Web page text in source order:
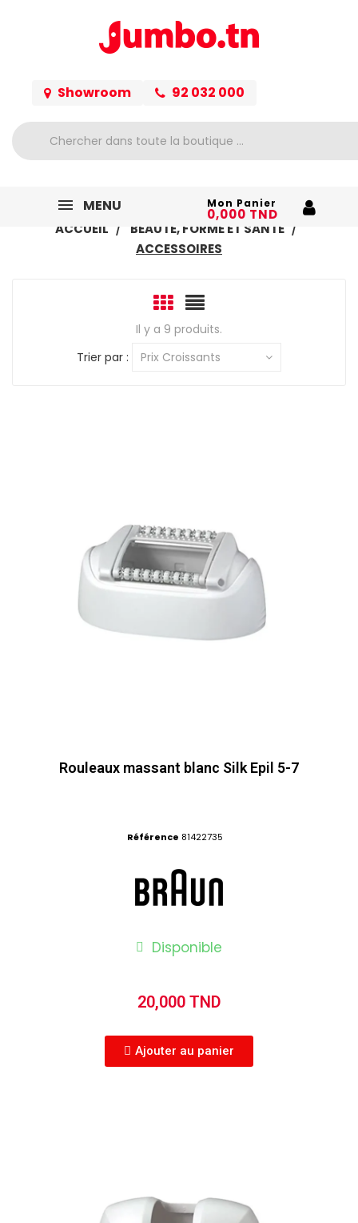
Showroom 92 032 000
MENU Mon Panier
0,000 TND
ACCUEIL
BEAUTÉ, FORME ET SANTÉ
ACCESSOIRES
Il y a 9 produits.
Trier par :
Prix Croissants
Rouleaux massant blanc Silk Epil 5-7
Référence 81422735
Disponible
20,000 TND
Ajouter au panier